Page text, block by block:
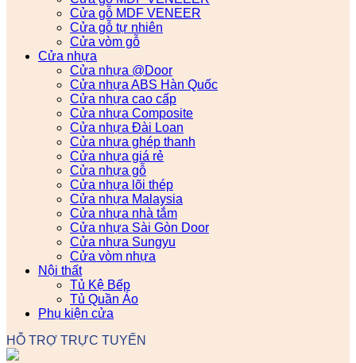
Cửa gỗ MDF VENEER
Cửa gỗ tự nhiên
Cửa vòm gỗ
Cửa nhựa
Cửa nhựa @Door
Cửa nhựa ABS Hàn Quốc
Cửa nhựa cao cấp
Cửa nhựa Composite
Cửa nhựa Đài Loan
Cửa nhựa ghép thanh
Cửa nhựa giá rẻ
Cửa nhựa gỗ
Cửa nhựa lõi thép
Cửa nhựa Malaysia
Cửa nhựa nhà tắm
Cửa nhựa Sài Gòn Door
Cửa nhựa Sungyu
Cửa vòm nhựa
Nội thất
Tủ Kệ Bếp
Tủ Quần Áo
Phụ kiện cửa
HỖ TRỢ TRỰC TUYẾN